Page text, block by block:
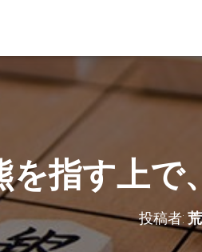
を指す上で
投稿者: